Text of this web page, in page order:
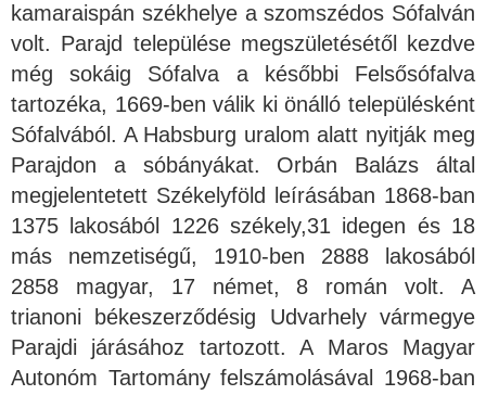
kamaraispán székhelye a szomszédos Sófalván
volt. Parajd települése megszületésétől kezdve
még sokáig Sófalva a későbbi Felsősófalva
tartozéka, 1669-ben válik ki önálló településként
Sófalvából. A Habsburg uralom alatt nyitják meg
Parajdon a sóbányákat. Orbán Balázs által
megjelentetett Székelyföld leírásában 1868-ban
1375 lakosából 1226 székely,31 idegen és 18
más nemzetiségű, 1910-ben 2888 lakosából
2858 magyar, 17 német, 8 román volt. A
trianoni békeszerződésig Udvarhely vármegye
Parajdi járásához tartozott. A Maros Magyar
Autonóm Tartomány felszámolásával 1968-ban